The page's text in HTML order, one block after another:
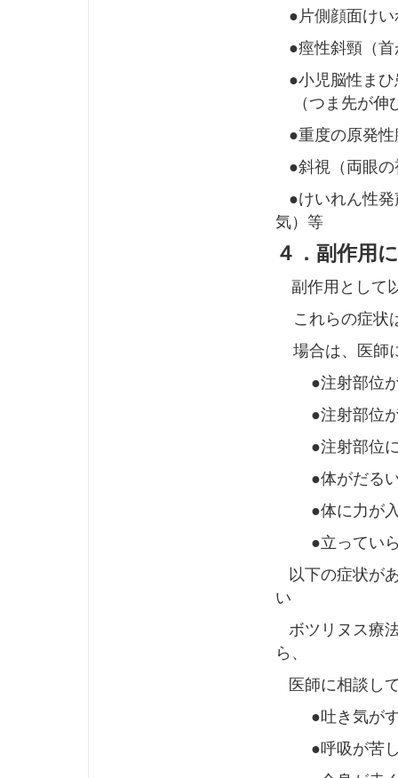
●片側顔面けい
●痙性斜頸（首
●小児脳性まひ
（つま先が伸
●重度の原発性
●斜視（両眼の
●けいれん性発
気）等
４．副作用
副作用として
これらの症状
場合は、医師
●注射部位が
●注射部位が
●注射部位に
●体がだる
●体に力が入
●立っていら
以下の症状が
い
ボツリヌス療
ら、
医師に相談し
●吐き気が
●呼吸が苦